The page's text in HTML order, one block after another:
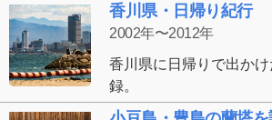
香川県・日帰り紀行
2002年〜2012年
香川県に日帰りで出か
録。